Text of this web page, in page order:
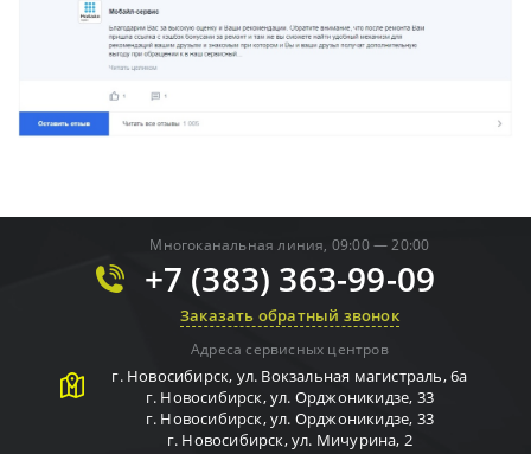
Многоканальная линия, 09:00 — 20:00
+7 (383) 363-99-09
Заказать обратный звонок
Адреса сервисных центров
г. Новосибирск, ул. Вокзальная магистраль, 6а
г. Новосибирск,ул. Орджоникидзе, 33
г. Новосибирск,ул. Орджоникидзе, 33
г. Новосибирск,ул. Мичурина, 2